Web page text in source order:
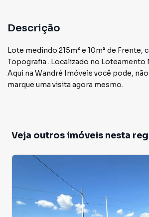
Descrição
Lote medindo 215m² e 10m² de Frente,
Topografia . Localizado no Loteamento Mirante do Matão.
Aqui na Wandré Imóveis você pode,
marque uma visita agora mesmo.
Veja outros imóveis nesta